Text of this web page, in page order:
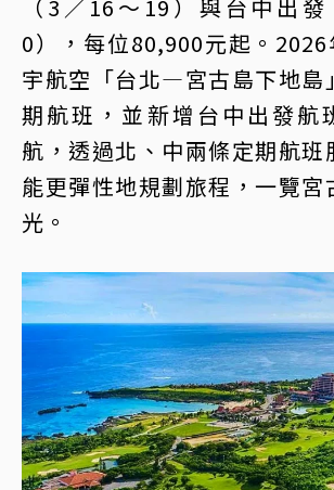
（3／16～19）與台中出
0），每位80,900元起。
宇航空「台北—宮古島下地島
期航班，並新增台中出發航
航，透過北、中兩條定期航班
能更彈性地規劃旅程，一覽宮
光。